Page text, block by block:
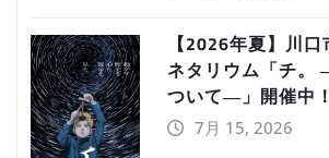
【2026年夏】川
ネタリウム「チ。
ついて―」開催中！
7月 15, 2026